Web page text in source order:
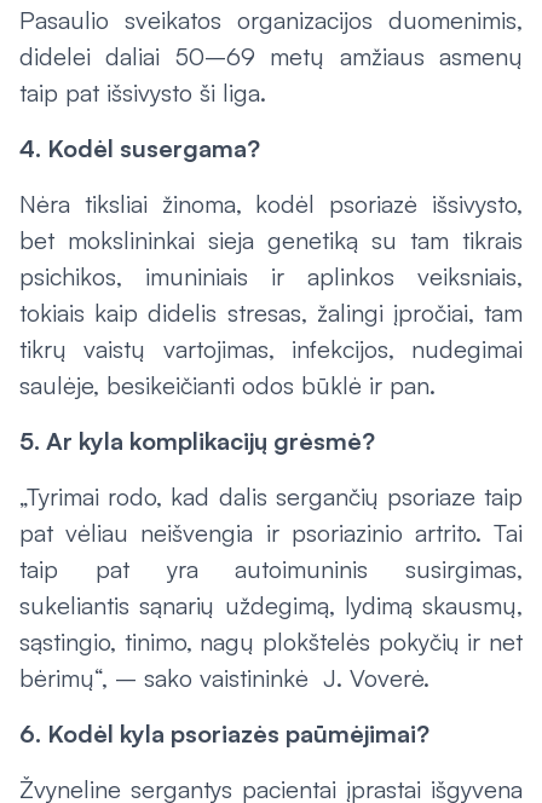
Pasaulio sveikatos organizacijos duomenimis,
didelei daliai 50–69 metų amžiaus asmenų
taip pat išsivysto ši liga.
4. Kodėl susergama?
Nėra tiksliai žinoma, kodėl psoriazė išsivysto,
bet mokslininkai sieja genetiką su tam tikrais
psichikos, imuniniais ir aplinkos veiksniais,
tokiais kaip didelis stresas, žalingi įpročiai, tam
tikrų vaistų vartojimas, infekcijos, nudegimai
saulėje, besikeičianti odos būklė ir pan.
5. Ar kyla komplikacijų grėsmė?
„Tyrimai rodo, kad dalis sergančių psoriaze taip
pat vėliau neišvengia ir psoriazinio artrito. Tai
taip pat yra autoimuninis susirgimas,
sukeliantis sąnarių uždegimą, lydimą skausmų,
sąstingio, tinimo, nagų plokštelės pokyčių ir net
bėrimų“, – sako vaistininkė J. Voverė.
6. Kodėl kyla psoriazės paūmėjimai?
Žvyneline sergantys pacientai įprastai išgyvena